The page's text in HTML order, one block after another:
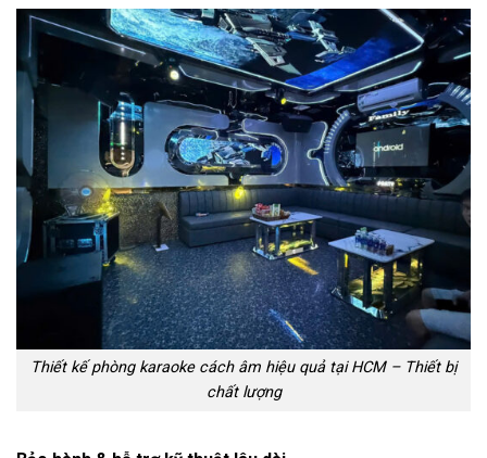
Thiết kế phòng karaoke cách âm hiệu quả tại HCM – Thiết bị
chất lượng